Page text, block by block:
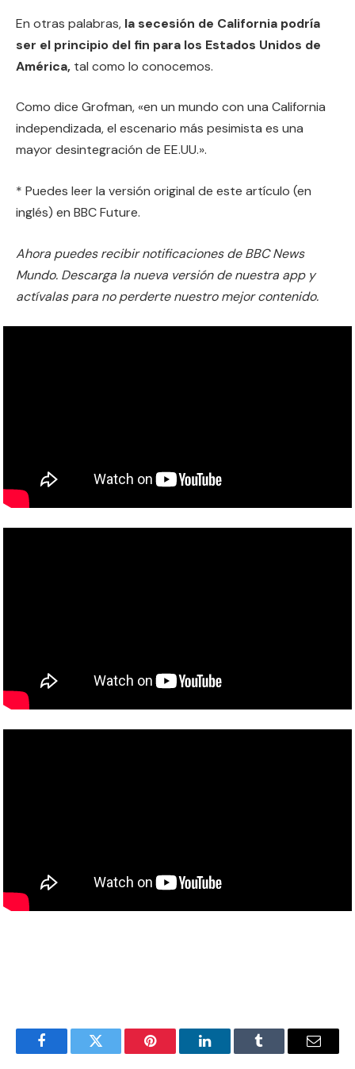
En otras palabras, la secesión de California podría
ser el principio del fin para los Estados Unidos de
América, tal como lo conocemos.
Como dice Grofman, «en un mundo con una California
independizada, el escenario más pesimista es una
mayor desintegración de EE.UU.».
* Puedes leer la versión original de este artículo (en
inglés) en BBC Future.
Ahora puedes recibir notificaciones de BBC News
Mundo. Descarga la nueva versión de nuestra app y
actívalas para no perderte nuestro mejor contenido.
FacebookTwitter Pinterest LinkedInTumblr Email